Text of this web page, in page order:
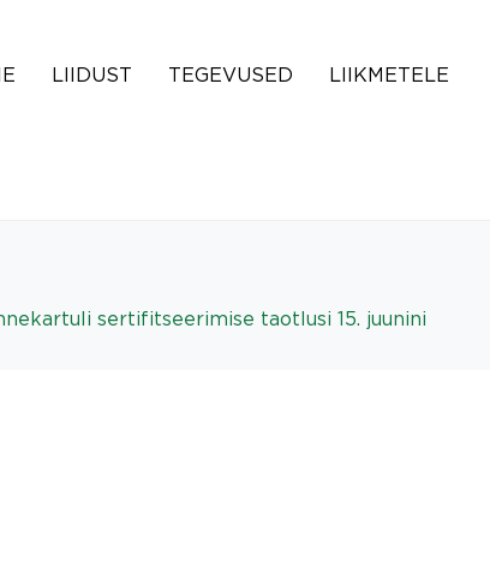
LIIDUST TEGEVUSED LIIKMETELE
sertifitseerimise taotlusi 15. juunini